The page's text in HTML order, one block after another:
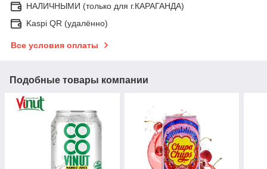
НАЛИЧНЫМИ (только для г.КАРАГАНДА)
Kaspi QR (удалённо)
Все условия оплаты
Подобные товары компании